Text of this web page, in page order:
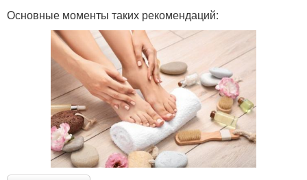
Основные моменты таких рекомендаций: